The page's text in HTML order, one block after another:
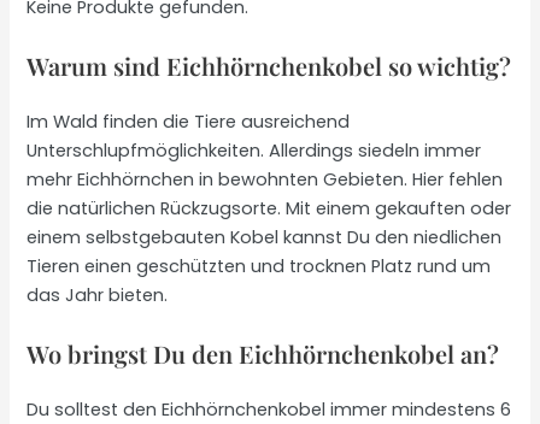
Keine Produkte gefunden.
Warum sind Eichhörnchenkobel so wichtig?
Im Wald finden die Tiere ausreichend
Unterschlupfmöglichkeiten. Allerdings siedeln immer
mehr Eichhörnchen in bewohnten Gebieten. Hier fehlen
die natürlichen Rückzugsorte. Mit einem gekauften oder
einem selbstgebauten Kobel kannst Du den niedlichen
Tieren einen geschützten und trocknen Platz rund um
das Jahr bieten.
Wo bringst Du den Eichhörnchenkobel an?
Du solltest den Eichhörnchenkobel immer mindestens 6